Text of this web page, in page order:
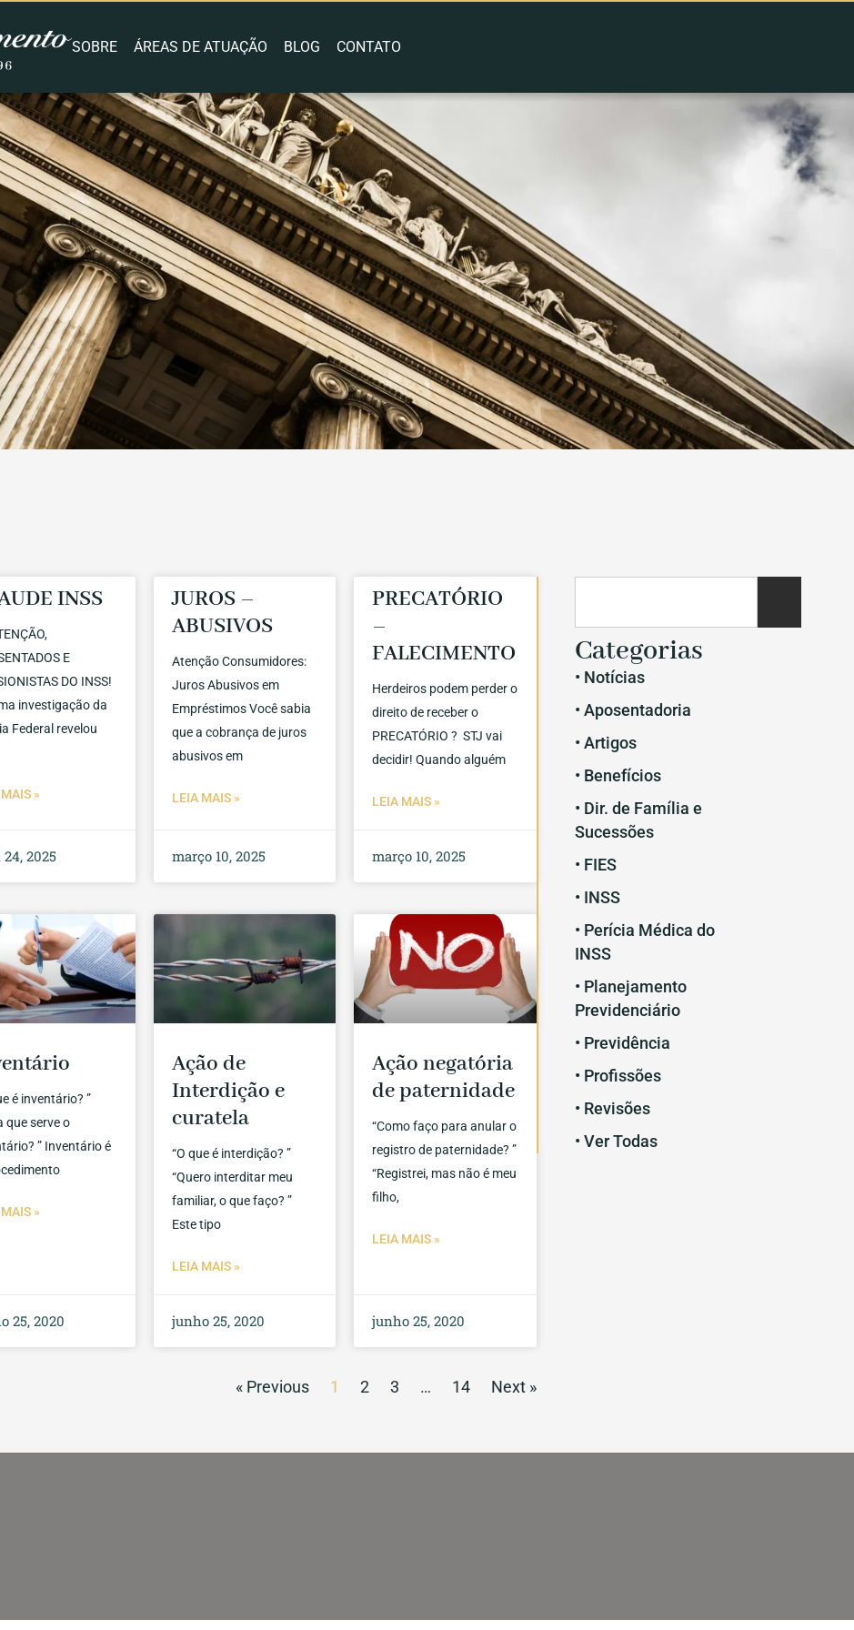
SOBRE ÁREAS DE ATUAÇÃO BLOG CONTATO
INSS
E
DO INSS!
investigação da
Federal revelou
»
2025
JUROS –
ABUSIVOS
Atenção Consumidores:
Juros Abusivos em
Empréstimos Você sabia
que a cobrança de juros
abusivos em
LEIA MAIS »
março 10, 2025
PRECATÓRIO
–
FALECIMENTO
Herdeiros podem perder o
direito de receber o
PRECATÓRIO ? STJ vai
decidir! Quando alguém
LEIA MAIS »
março 10, 2025
é inventário? ”
que serve o
” Inventário é
»
25, 2020
Ação de
Interdição e
curatela
“O que é interdição? ”
“Quero interditar meu
familiar, o que faço? ”
Este tipo
LEIA MAIS »
junho 25, 2020
Ação negatória
de paternidade
“Como faço para anular o
registro de paternidade? ”
“Registrei, mas não é meu
filho,
LEIA MAIS »
junho 25, 2020
« Previous 1 2 3 … 14 Next »
Categorias
• Notícias
• Aposentadoria
• Artigos
• Benefícios
• Dir. de Família e
Sucessões
• FIES
• INSS
• Perícia Médica do
INSS
• Planejamento
Previdenciário
• Previdência
• Profissões
• Revisões
• Ver Todas